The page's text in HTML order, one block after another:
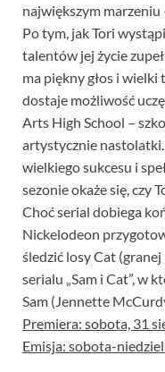
największym marzeniu
Po tym, jak Tori
talentów jej życie
ma piękny głos i
dostaje możliwość
Arts High School –
artystycznie
wielkiego sukcesu i
sezonie okaże się, czy
Choć serial dobiega
Nickelodeon
śledzić losy Cat
serialu „Sam i Cat”, w
Sam (Jennette
Premiera: sobota, 31
Emisja: sobota-